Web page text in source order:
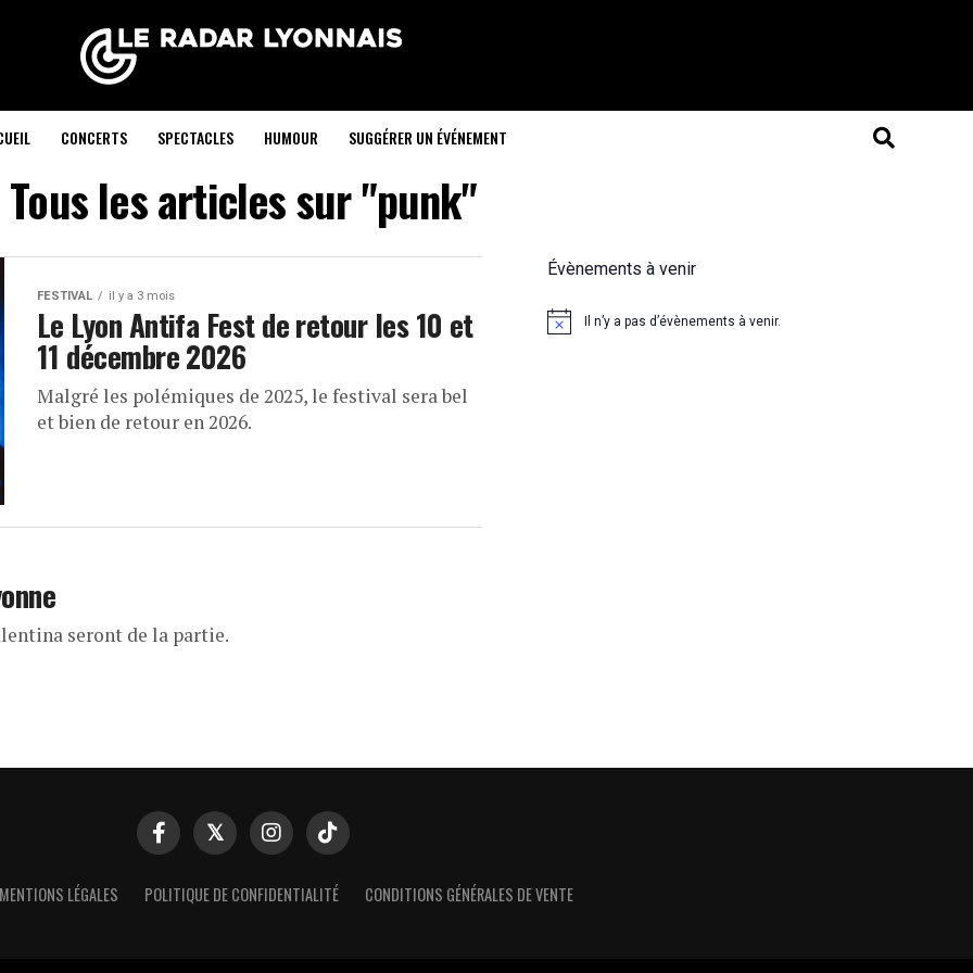
CONCERTS SPECTACLES HUMOUR SUGGÉRER UN ÉVÉNEMENT
Tous les articles sur "punk"
FESTIVAL il y a 3 mois
Le Lyon Antifa Fest de retour les 10 et
11 décembre 2026
Malgré les polémiques de 2025, le festival sera bel
et bien de retour en 2026.
seront de la partie.
Évènements à venir
Notice Il n’y a pas d’évènements à venir.
LÉGALES POLITIQUE DE CONFIDENTIALITÉ CONDITIONS GÉNÉRALES DE VENTE